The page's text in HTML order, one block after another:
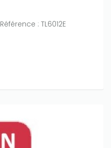
Référence : TL6012E